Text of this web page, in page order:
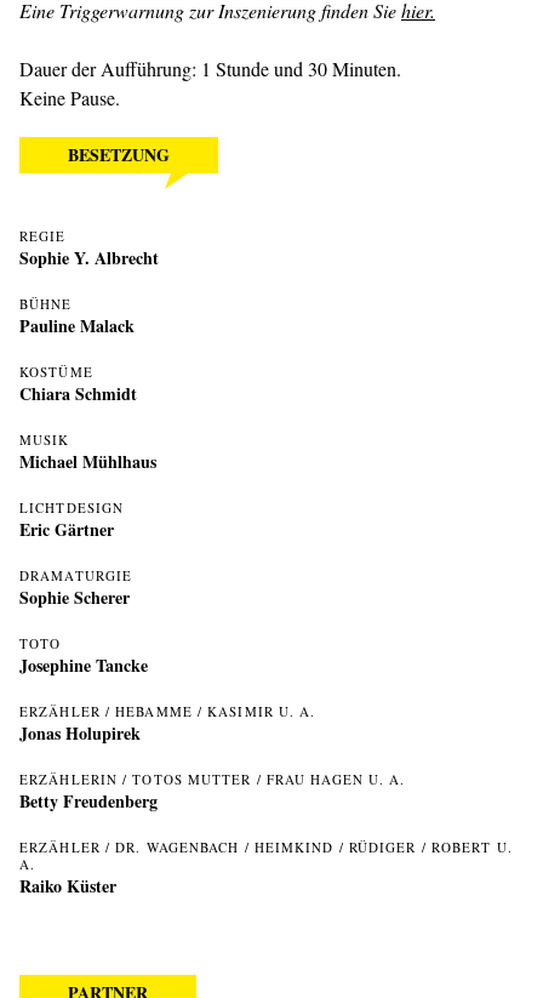
Eine Triggerwarnung zur Inszenierung finden Siehier.
Dauer der Aufführung: 1 Stunde und 30 Minuten.
Keine Pause.
BESETZUNG
REGIE
Sophie Y. Albrecht
BÜHNE
Pauline Malack
KOSTÜME
Chiara Schmidt
MUSIK
Michael Mühlhaus
LICHTDESIGN
Eric Gärtner
DRAMATURGIE
Sophie Scherer
TOTO
Josephine Tancke
ERZÄHLER / HEBAMME / KASIMIR U. A.
Jonas Holupirek
ERZÄHLERIN / TOTOS MUTTER / FRAU HAGEN U. A.
Betty Freudenberg
ERZÄHLER / DR. WAGENBACH / HEIMKIND / RÜDIGER / ROBERT U.
A.
Raiko Küster
PARTNER